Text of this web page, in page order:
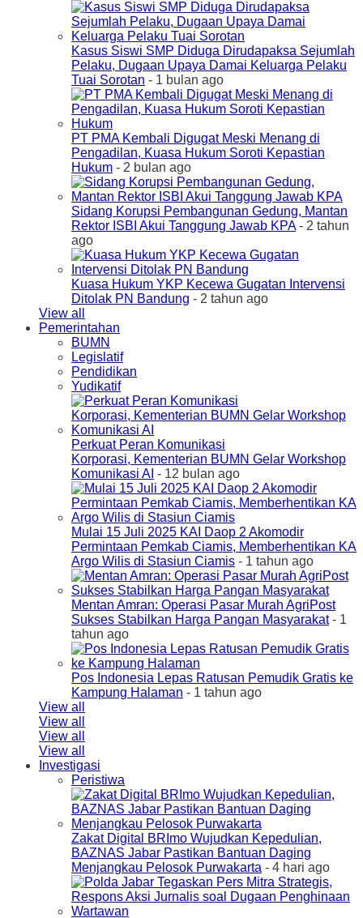
Kasus Siswi SMP Diduga Dirudapaksa Sejumlah
Pelaku, Dugaan Upaya Damai Keluarga Pelaku
Tuai Sorotan - 1 bulan ago
PT PMA Kembali Digugat Meski Menang di
Pengadilan, Kuasa Hukum Soroti Kepastian
Hukum - 2 bulan ago
Sidang Korupsi Pembangunan Gedung, Mantan
Rektor ISBI Akui Tanggung Jawab KPA- 2 tahun
ago
Kuasa Hukum YKP Kecewa Gugatan Intervensi
Ditolak PN Bandung - 2 tahun ago
View all
Pemerintahan
BUMN
Legislatif
Pendidikan
Yudikatif
Perkuat Peran Komunikasi
Korporasi, Kementerian BUMN Gelar Workshop
Komunikasi AI - 12 bulan ago
Mulai 15 Juli 2025 KAI Daop 2 Akomodir
Permintaan Pemkab Ciamis, Memberhentikan KA
Argo Wilis di Stasiun Ciamis - 1 tahun ago
Mentan Amran: Operasi Pasar Murah AgriPost
Sukses Stabilkan Harga Pangan Masyarakat- 1
tahun ago
Pos Indonesia Lepas Ratusan Pemudik Gratis ke
Kampung Halaman - 1 tahun ago
View all
View all
View all
View all
Investigasi
Peristiwa
Zakat Digital BRImo Wujudkan Kepedulian,
BAZNAS Jabar Pastikan Bantuan Daging
Menjangkau Pelosok Purwakarta - 4 hari ago